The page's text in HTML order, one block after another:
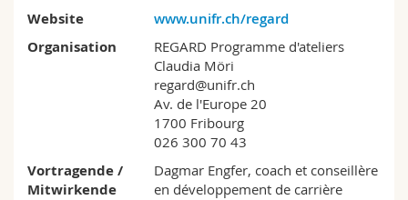
Website
www.unifr.ch/regard
Organisation
REGARD Programme d'ateliers
Claudia Möri
regard@unifr.ch
Av. de l'Europe 20
1700 Fribourg
026 300 70 43
Vortragende /
Mitwirkende
Dagmar Engfer, coach et conseillère
en développement de carrière